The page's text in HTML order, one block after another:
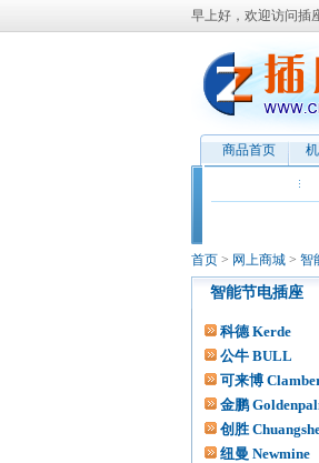
早上好，欢迎访问插
商品首页
首页 > 网上商城 > 智
智能节电插座
科德 Kerde
公牛 BULL
可来博
金鹏
创胜
纽曼 Newmine